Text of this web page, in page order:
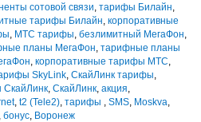
сотовой связи тарифы Билайн
тарифы Билайн корпоративные
МТС тарифы безлимитный МегаФон
планы МегаФон тарифные планы
корпоративные тарифы МТС
SkyLink СкайЛинк тарифы
СкайЛинк акция
, t2 (Tele2) тарифы SMS Moskva
бонус Воронеж